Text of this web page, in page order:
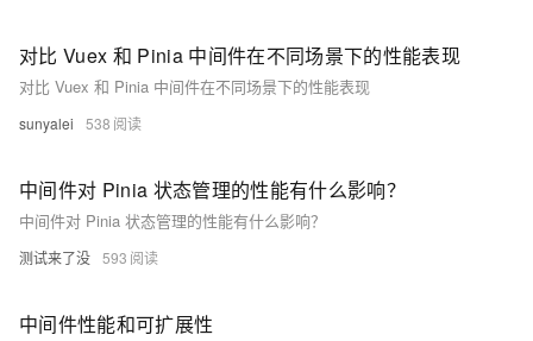
对比 Vuex 和 Pinia 中间件在不同场景下的性能表现
对比 Vuex 和 Pinia 中间件在不同场景下的性能表现
sunyalei 538
中间件对 Pinia 状态管理的性能有什么影响？
中间件对 Pinia 状态管理的性能有什么影响？
测试来了没 593
中间件性能和可扩展性